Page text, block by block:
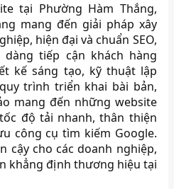
tại Phường Hàm Thắng,
mang đến giải pháp xây
hiện đại và chuẩn SEO,
tiếp cận khách hàng
kế sáng tạo, kỹ thuật lập
trình triển khai bài bản,
mang đến những website
độ tải nhanh, thân thiện
công cụ tìm kiếm Google.
cậy cho các doanh nghiệp,
khẳng định thương hiệu tại